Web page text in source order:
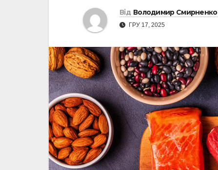
Від Володимир Смирненко
ГРУ 17, 2025